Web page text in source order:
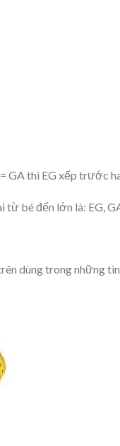
GA thì EG xếp trước
bé đến lớn là: EG,
dùng trong những